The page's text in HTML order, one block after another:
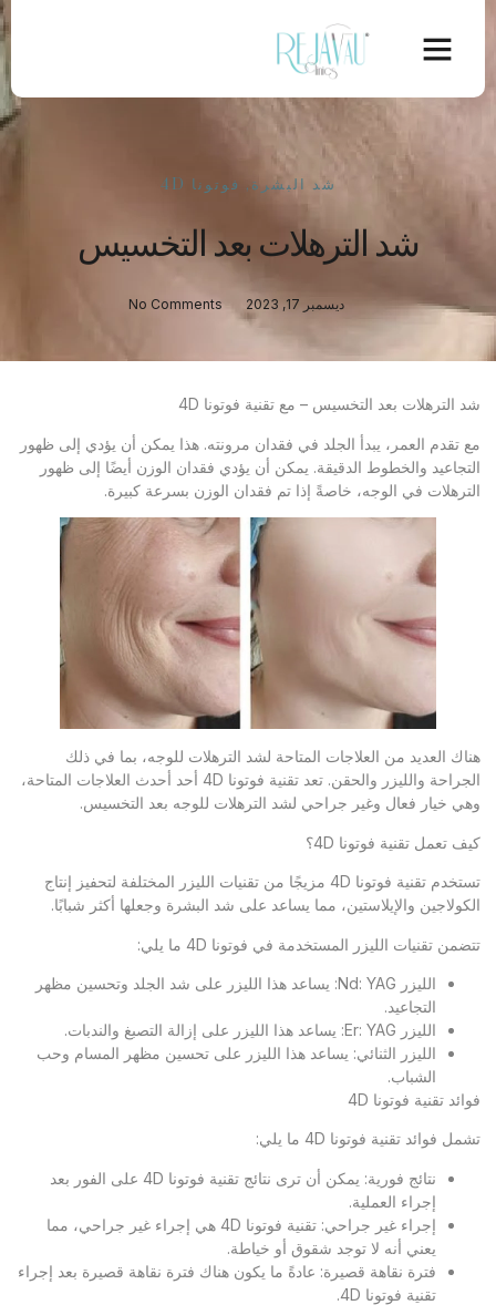
شد البشرة , فوتونا 4D
شد الترهلات بعد التخسيس
ديسمبر 17, 2023 No Comments
شد الترهلات بعد التخسيس – مع تقنية فوتونا 4D
مع تقدم العمر، يبدأ الجلد في فقدان مرونته. هذا يمكن أن يؤدي إلى ظهور
التجاعيد والخطوط الدقيقة. يمكن أن يؤدي فقدان الوزن أيضًا إلى ظهور
الترهلات في الوجه، خاصةً إذا تم فقدان الوزن بسرعة كبيرة.
هناك العديد من العلاجات المتاحة لشد الترهلات للوجه، بما في ذلك
الجراحة والليزر والحقن. تعد تقنية فوتونا 4D أحد أحدث العلاجات المتاحة،
وهي خيار فعال وغير جراحي لشد الترهلات للوجه بعد التخسيس.
كيف تعمل تقنية فوتونا 4D؟
تستخدم تقنية فوتونا 4D مزيجًا من تقنيات الليزر المختلفة لتحفيز إنتاج
الكولاجين والإيلاستين، مما يساعد على شد البشرة وجعلها أكثر شبابًا.
تتضمن تقنيات الليزر المستخدمة في فوتونا 4D ما يلي:
الليزر Nd: YAG: يساعد هذا الليزر على شد الجلد وتحسين مظهر
التجاعيد.
الليزر Er: YAG: يساعد هذا الليزر على إزالة التصبغ والندبات.
الليزر الثنائي: يساعد هذا الليزر على تحسين مظهر المسام وحب
الشباب.
فوائد تقنية فوتونا 4D
تشمل فوائد تقنية فوتونا 4D ما يلي:
نتائج فورية: يمكن أن ترى نتائج تقنية فوتونا 4D على الفور بعد
إجراء العملية.
إجراء غير جراحي: تقنية فوتونا 4D هي إجراء غير جراحي، مما
يعني أنه لا توجد شقوق أو خياطة.
فترة نقاهة قصيرة: عادةً ما يكون هناك فترة نقاهة قصيرة بعد إجراء
تقنية فوتونا 4D.